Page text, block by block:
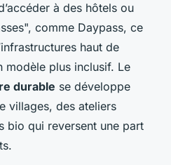
à des hôtels ou
comme Daypass, ce
haut de
modèle plus inclusif. Le
durable se développe
villages, des ateliers
bio qui reversent une part